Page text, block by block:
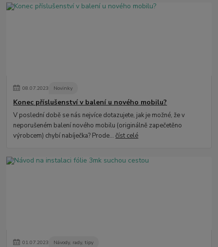
08.07.2023 Novinky
Konec příslušenství v balení u nového mobilu?
V poslední době se nás nejvíce dotazujete, jak je možné, že v
neporušeném balení nového mobilu (originálně zapečetěno
výrobcem) chybí nabíječka? Prode...číst celé
01.07.2023 Návody, rady, tipy